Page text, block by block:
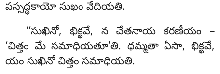
పస్సద్ధకాయో సుఖం వేదియతి.
‘‘సుఖినో, భిక్ఖవే, న చేతనాయ కరణీయం –
‘చిత్తం మే సమాధియతూ’తి. ధమ్మతా ఏసా, భిక్ఖవే,
యం సుఖినో చిత్తం సమాధియతి.